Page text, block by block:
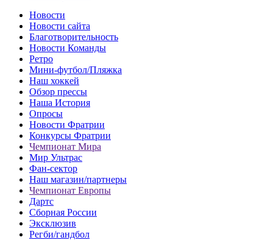
Новости
Новости сайта
Благотворительность
Новости Команды
Ретро
Мини-футбол/Пляжка
Наш хоккей
Обзор прессы
Наша История
Опросы
Новости Фратрии
Конкурсы Фратрии
Чемпионат Мира
Мир Ультрас
Фан-cектор
Наш магазин/партнеры
Чемпионат Европы
Дартс
Сборная России
Эксклюзив
Регби/гандбол